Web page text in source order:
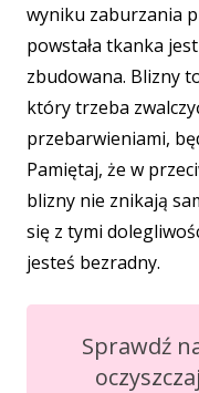
wyniku zaburzania
powstała tkanka
zbudowana. Blizny
który trzeba
przebarwieniami,
Pamiętaj, że w
blizny nie znikają
się z tymi
jesteś bezradny.
Sprawdź